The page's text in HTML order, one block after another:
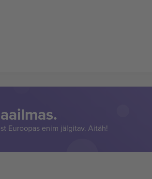
Euroopas enim jälgitav. Aitäh!